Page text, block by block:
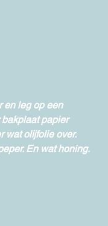
en leg op een
papier
wat olijfolie over.
En wat honing.